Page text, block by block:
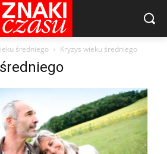
średniego Kryzys wieku średniego